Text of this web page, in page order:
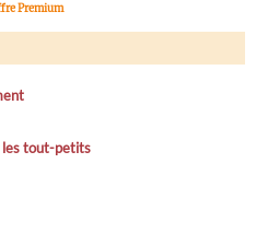
Premium
les tout-petits